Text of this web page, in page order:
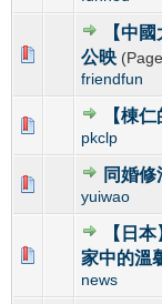
【中
公映
friendfun
0
【棟
pkclp
0
同婚
yuiwao
0
【日
家中的溫
news
0